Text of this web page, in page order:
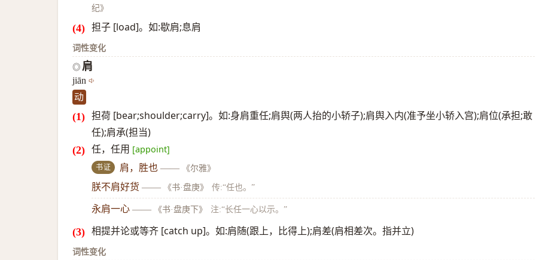
纪》
担子 [load]。如:歇肩;息肩
词性变化
◎ 肩
jiān
动
担荷 [bear;shoulder;carry]。如:身肩重任;肩舆(两人抬的小轿子);肩舆入内(准予坐小轿入宫);肩位(承担;敢
任);肩承(担当)
任，任用 [appoint]
书证 肩，胜也 —— 《尔雅》
朕不肩好货 —— 《书·盘庚》 传:“任也。”
永肩一心 —— 《书·盘庚下》 注:“长任一心以示。”
相提并论或等齐 [catch up]。如:肩随(跟上，比得上);肩差(肩相差次。指并立)
词性变化